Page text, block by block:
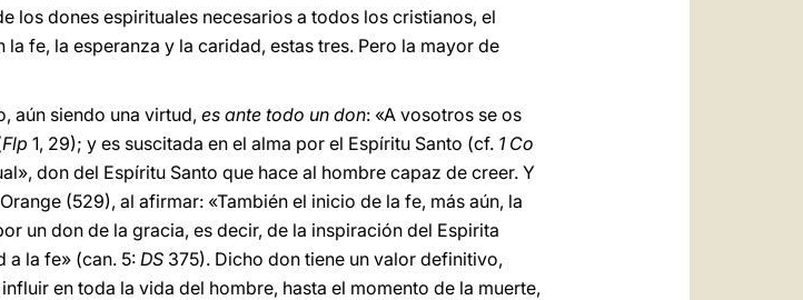
los dones espirituales necesarios a todos los cristianos, el
fe, la esperanza y la caridad, estas tres. Pero la mayor de
aún siendo una virtud, es ante todo un don: «A vosotros se os
Flp 1, 29); y es suscitada en el alma por el Espíritu Santo (cf. 1 Co
don del Espíritu Santo que hace al hombre capaz de creer. Y
(529), al afirmar: «También el inicio de la fe, más aún, la
un don de la gracia, es decir, de la inspiración del Espirita
a la fe» (can. 5: DS 375). Dicho don tiene un valor definitivo,
en toda la vida del hombre, hasta el momento de la muerte,